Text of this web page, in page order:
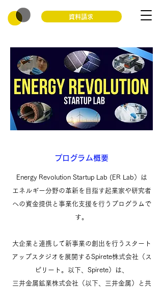
資料請求
プログラム概要
Energy Revolution Startup Lab (ER Lab）は
エネルギー分野の革新を目指す起業家や研究者
への資金提供と事業化支援を行うプログラムで
す。
大企業と連携して新事業の創出を行うスタート
アップスタジオを展開するSpirete株式会社（ス
ピリート。以下、Spirete）は、
三井金属鉱業株式会社（以下、三井金属）と共